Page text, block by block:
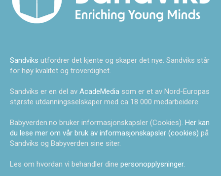
Sandviks utfordrer det kjente og skaper det nye. Sandviks står
for høy kvalitet og troverdighet.
Sandviks er en del av AcadeMedia som er et av Nord-Europas
største utdanningsselskaper med ca 18 000 medarbeidere.
Babyverden.no bruker informasjonskapsler (Cookies). Her kan
du lese mer om vår bruk av informasjonskapsler (cookies) på
Sandviks og Babyverden sine siter.
Les om hvordan vi behandler dine personopplysninger.